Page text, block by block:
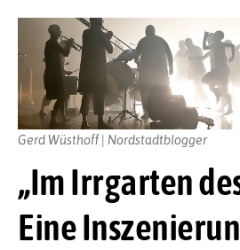
„Im Irrgarten
Eine
Gerd Wüsthoff | Nordstadtblogger